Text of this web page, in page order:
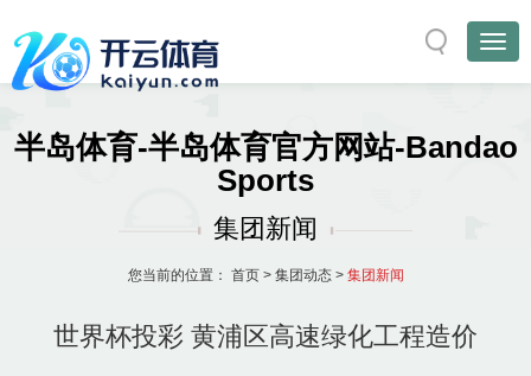
半岛体育-半岛体育官方网站-Bandao
Sports
集团新闻
您当前的位置： 首页> 集团动态> 集团新闻
世界杯投彩 黄浦区高速绿化工程造价